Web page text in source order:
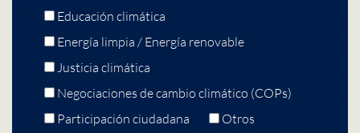
Educación climática
Energía limpia / Energía renovable
Justicia climática
Negociaciones de cambio climático (COPs)
Participación ciudadana
Otros